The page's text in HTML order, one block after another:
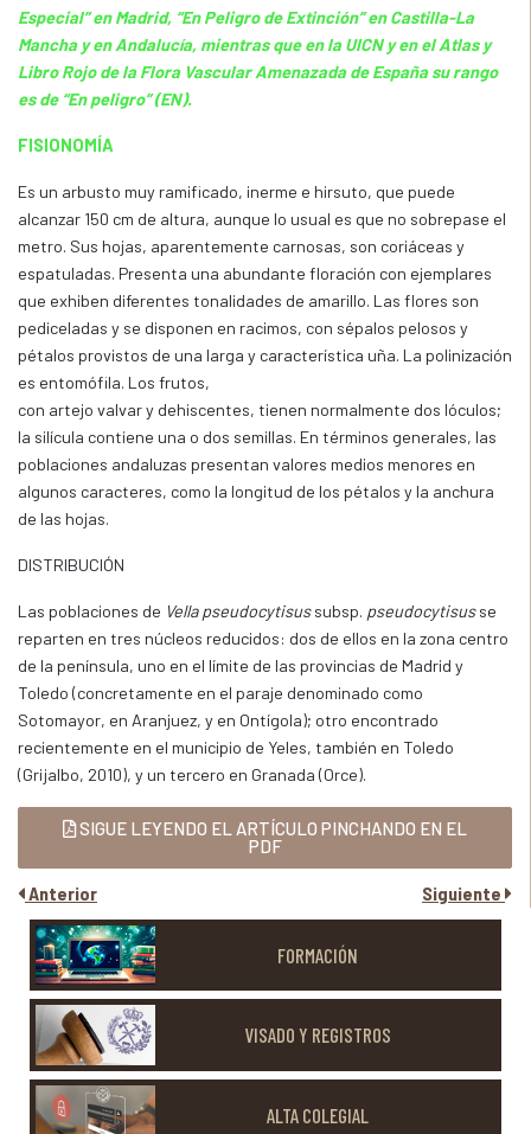
Especial” en Madrid, “En Peligro de Extinción” en Castilla-La
Mancha y en Andalucía, mientras que en la UICN y en el Atlas y
Libro Rojo de la Flora Vascular Amenazada de España su rango
es de “En peligro” (EN).
FISIONOMÍA
Es un arbusto muy ramificado, inerme e hirsuto, que puede
alcanzar 150 cm de altura, aunque lo usual es que no sobrepase el
metro. Sus hojas, aparentemente carnosas, son coriáceas y
espatuladas. Presenta una abundante floración con ejemplares
que exhiben diferentes tonalidades de amarillo. Las flores son
pediceladas y se disponen en racimos, con sépalos pelosos y
pétalos provistos de una larga y característica uña. La polinización
es entomófila. Los frutos,
con artejo valvar y dehiscentes, tienen normalmente dos lóculos;
la silícula contiene una o dos semillas. En términos generales, las
poblaciones andaluzas presentan valores medios menores en
algunos caracteres, como la longitud de los pétalos y la anchura
de las hojas.
DISTRIBUCIÓN
Las poblaciones de Vella pseudocytisussubsp. pseudocytisusse
reparten en tres núcleos reducidos: dos de ellos en la zona centro
de la península, uno en el límite de las provincias de Madrid y
Toledo (concretamente en el paraje denominado como
Sotomayor, en Aranjuez, y en Ontígola); otro encontrado
recientemente en el municipio de Yeles, también en Toledo
(Grijalbo, 2010), y un tercero en Granada (Orce).
SIGUE LEYENDO EL ARTÍCULO PINCHANDO EN EL
PDF
Anterior Siguiente
FORMACIÓN
VISADO Y REGISTROS
ALTA COLEGIAL